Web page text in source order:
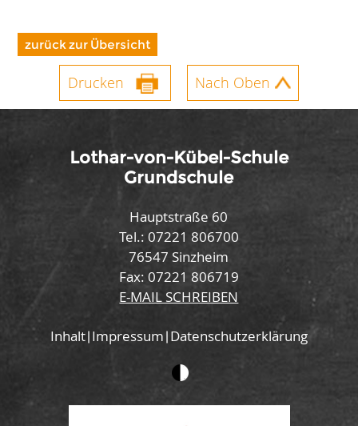
zurück zur Übersicht
Drucken Nach Oben
Lothar-von-Kübel-Schule
Grundschule
Hauptstraße 60
Tel.: 07221 806700
76547 Sinzheim
Fax: 07221 806719
E-MAIL SCHREIBEN
Inhalt| Impressum Datenschutzerklärung